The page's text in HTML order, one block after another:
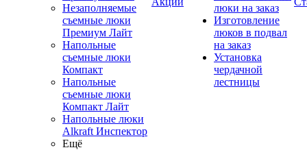
Незаполняемые
съемные люки
Премиум Лайт
Напольные
съемные люки
Компакт
Напольные
съемные люки
Компакт Лайт
Напольные люки
Alkraft Инспектор
Ещё
люки на заказ
Изготовление
люков в подвал
на заказ
Установка
чердачной
лестницы